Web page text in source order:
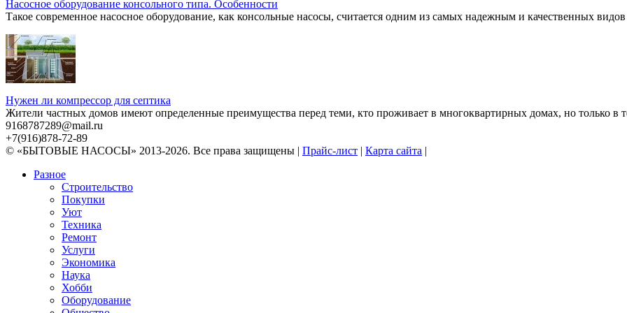
Насосное оборудование консольного типа. Особенности
Такое современное насосное оборудование, как консольные насосы, считается одним из самых надежным и качественных видов
Нужен ли компрессор для септика
Жители частных домов имеют определенные преимущества перед теми, кто проживает в многоквартирных домах, но только в
9168787289@mail.ru
+7(916)878-72-89
© «БЫТОВЫЕ НАСОСЫ» 2013-2026. Все права защищены | Прайс-лист | Карта сайта |
Разное
Строительство
Покупки
Уют
Техника
Ремонт
Услуги
Экономика
Наука
Хобби
Оборудование